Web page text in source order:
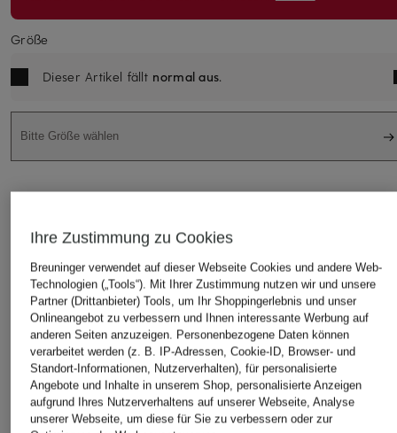
Größe
Dieser Artikel fällt normal aus.
Bitte Größe wählen
DAS KÖNNTE IHNEN AUCH GEFALLEN
Ihre Zustimmung zu Cookies
Breuninger verwendet auf dieser Webseite Cookies und andere Web-
Technologien („Tools“). Mit Ihrer Zustimmung nutzen wir und unsere
Partner (Drittanbieter) Tools, um Ihr Shoppingerlebnis und unser
Onlineangebot zu verbessern und Ihnen interessante Werbung auf
anderen Seiten anzuzeigen. Personenbezogene Daten können
verarbeitet werden (z. B. IP-Adressen, Cookie-ID, Browser- und
Standort-Informationen, Nutzerverhalten), für personalisierte
Angebote und Inhalte in unserem Shop, personalisierte Anzeigen
aufgrund Ihres Nutzerverhaltens auf unserer Webseite, Analyse
unserer Webseite, um diese für Sie zu verbessern oder zur